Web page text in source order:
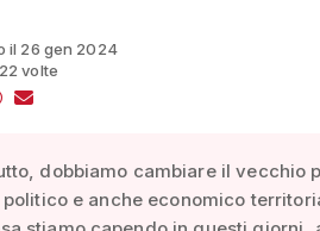
il 26 gen 2024
volte
dobbiamo cambiare il vecchio
e anche economico